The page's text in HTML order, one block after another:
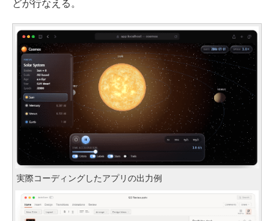
どが行なえる。
実際コーディングしたアプリの出力例